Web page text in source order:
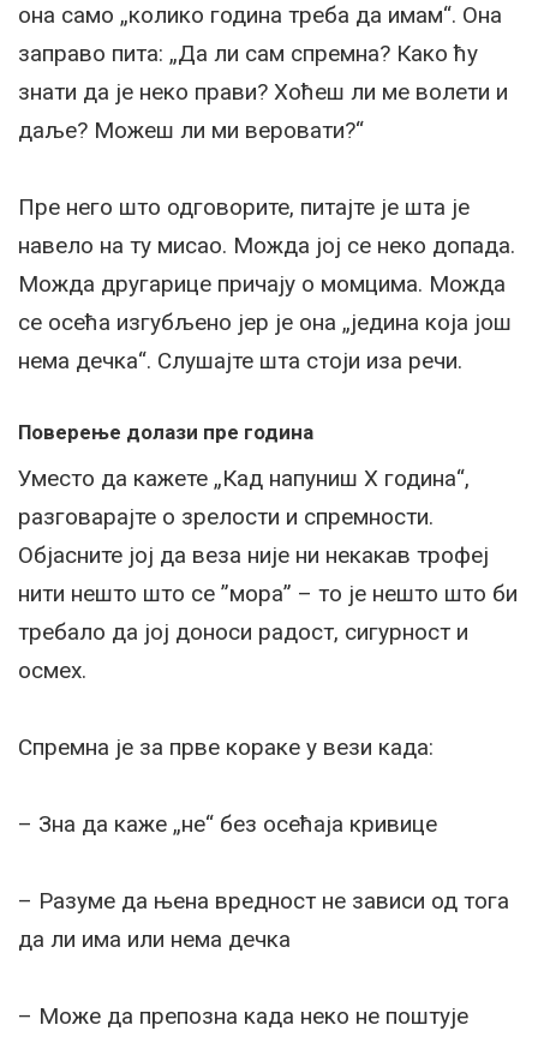
она само „колико година треба да имам“. Она
заправо пита: „Да ли сам спремна? Како ћу
знати да је неко прави? Хоћеш ли ме волети и
даље? Можеш ли ми веровати?“
Пре него што одговорите, питајте је шта је
навело на ту мисао. Можда јој се неко допада.
Можда другарице причају о момцима. Можда
се осећа изгубљено јер је она „једина која још
нема дечка“. Слушајте шта стоји иза речи.
Поверење долази пре година
Уместо да кажете „Кад напуниш X година“,
разговарајте о зрелости и спремности.
Објасните јој да веза није ни некакав трофеј
нити нешто што се ”мора” – то је нешто што би
требало да јој доноси радост, сигурност и
осмех.
Спремна је за прве кораке у вези када:
– Зна да каже „не“ без осећаја кривице
– Разуме да њена вредност не зависи од тога
да ли има или нема дечка
– Може да препозна када неко не поштује